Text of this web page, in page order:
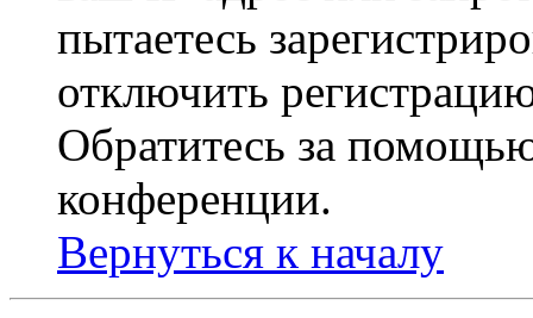
пытаетесь
отключить
Обратитесь за
конференции.
Вернуться к началу